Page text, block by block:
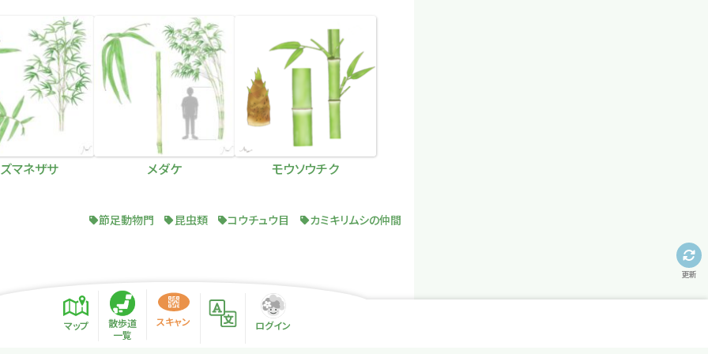
マネザサ メダケ モウソウチク
節足動物門 昆虫類 コウチュウ目 カミキリムシの仲間
更新
マップ
散歩道
一覧
スキャン ログイン